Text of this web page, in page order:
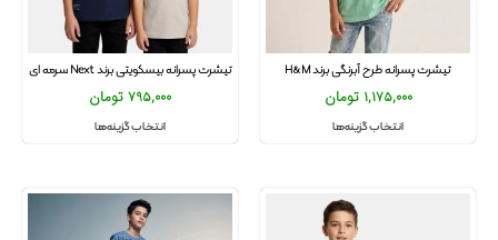
تیشرت پسرانه طرح آبرنگی برند H&M
1,175,000 تومان
انتخاب گزینه‌ها
تیشرت پسرانه بیسکویتی برند Next سرمه ای
795,000تومان
انتخاب گزینه‌ها